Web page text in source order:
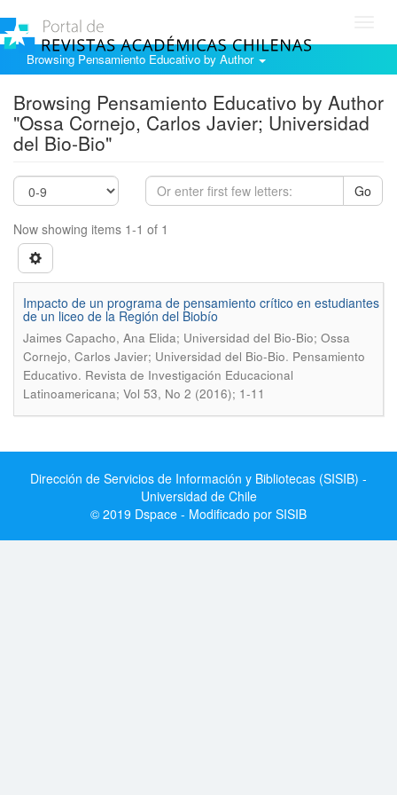
Browsing Pensamiento Educativo by Author
Browsing Pensamiento Educativo by Author
"Ossa Cornejo, Carlos Javier; Universidad
del Bio-Bio"
Go
Now showing items 1-1 of 1
Impacto de un programa de pensamiento crítico en estudiantes
de un liceo de la Región del Biobío
Jaimes Capacho, Ana Elida; Universidad del Bio-Bio; Ossa
Cornejo, Carlos Javier; Universidad del Bio-Bio. Pensamiento
Educativo. Revista de Investigación Educacional
Latinoamericana; Vol 53, No 2 (2016); 1-11
Dirección de Servicios de Información y Bibliotecas (SISIB) -
Universidad de Chile
© 2019 Dspace - Modificado por SISIB